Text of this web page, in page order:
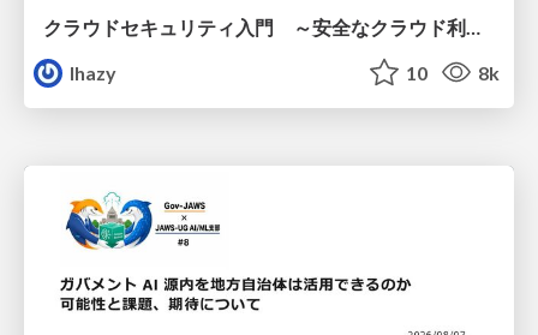
lhazy
10 8k